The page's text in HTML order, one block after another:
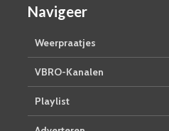
Navigeer
Weerpraatjes
VBRO-Kanalen
Playlist